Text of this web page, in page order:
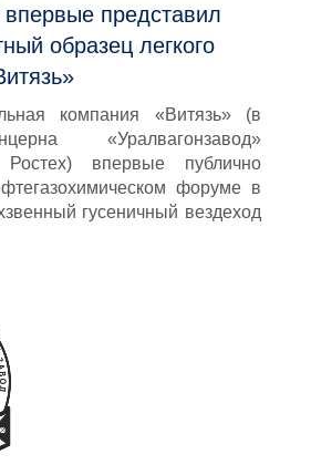
представил
образец легкого
компания «Витязь» (в
«Уралвагонзавод»
Ростех) впервые публично
форуме в
гусеничный вездеход